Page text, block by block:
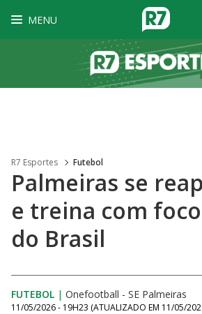
MENU
R7 Esportes Futebol
Palmeiras se
e treina com
do Brasil
FUTEBOL | Onefootball - SE Palmeiras
11/05/2026 - 19H23 (ATUALIZADO EM 11/05/